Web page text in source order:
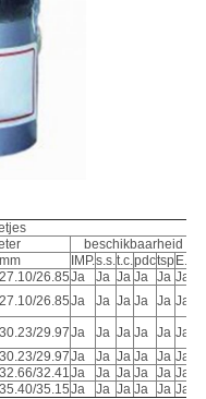
beschikbaarheid
mm IMP.s.s.t.c.pdctsp E.P.
27.10/26.85Ja Ja Ja Ja Ja Ja
27.10/26.85Ja Ja Ja Ja Ja Ja
30.23/29.97Ja Ja Ja Ja Ja Ja
30.23/29.97Ja Ja Ja Ja Ja Ja
32.66/32.41Ja Ja Ja Ja Ja Ja
35.40/35.15Ja Ja Ja Ja Ja Ja